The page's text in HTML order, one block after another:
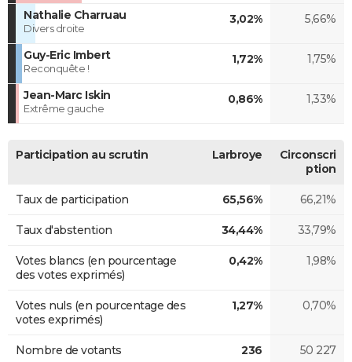
Nathalie Charruau
Divers droite
3,02% 5,66%
Guy-Eric Imbert
Reconquête !
1,72% 1,75%
Jean-Marc Iskin
Extrême gauche
0,86% 1,33%
Participation au scrutin Larbroye
Circonscri
ption
Taux de participation 65,56% 66,21%
Taux d'abstention 34,44% 33,79%
Votes blancs (en pourcentage
des votes exprimés)
0,42% 1,98%
Votes nuls (en pourcentage des
votes exprimés)
1,27% 0,70%
Nombre de votants 236 50 227